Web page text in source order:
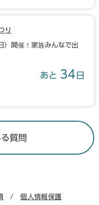
り
）開催！家族みんなで出
あと 34 日
質問
個人情報保護